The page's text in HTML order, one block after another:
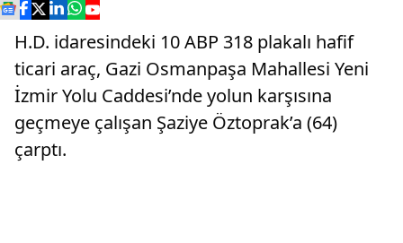
H.D. idaresindeki 10 ABP 318 plakalı hafif
ticari araç, Gazi Osmanpaşa Mahallesi Yeni
İzmir Yolu Caddesi’nde yolun karşısına
geçmeye çalışan Şaziye Öztoprak’a (64)
çarptı.